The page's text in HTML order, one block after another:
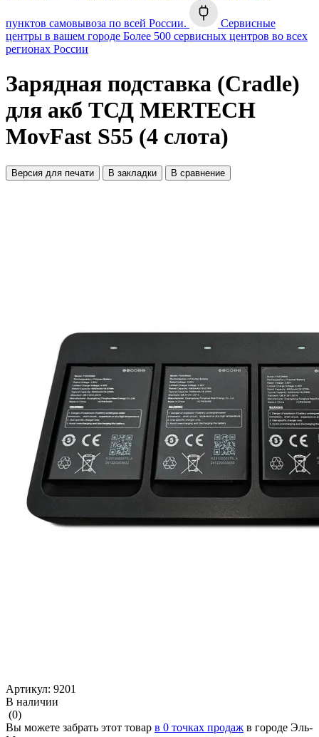
пунктов самовывоза по всей России.
Сервисные
центры в вашем городе Более 500 сервисных центров во всех
регионах России
Зарядная подставка (Cradle)
для акб ТСД MERTECH
MovFast S55 (4 слота)
Версия для печати В закладки В сравнение
Артикул: 9201
В наличии
(0)
Вы можете забрать этот товар в 0 точках продаж в городе Эль-